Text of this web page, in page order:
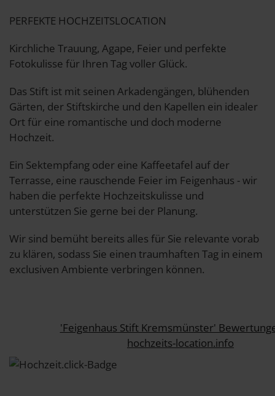
PERFEKTE HOCHZEITSLOCATION
Kirchliche Trauung, Agape, Feier und perfekte
Fotokulisse für Ihren Tag voller Glück.
Das Stift ist mit seinen Arkadengängen, blühenden
Gärten, der Stiftskirche und den Kapellen ein idealer
Ort für eine romantische und doch moderne
Hochzeit.
Ein Sektempfang oder eine Kaffeetafel auf der
Terrasse, eine rauschende Feier im Feigenhaus - wir
haben die perfekte Hochzeitskulisse und
unterstützen Sie gerne bei der Planung.
Wir sind bemüht bereits alles für Sie relevante vorab
zu klären, sodass Sie einen traumhaften Tag in einem
exclusiven Ambiente verbringen können.
'Feigenhaus Stift Kremsmünster'
hochzeits-location.info